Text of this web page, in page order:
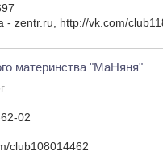
- zentr.ru, http://vk.com/
материнства "МаНяня"
02
club108014462